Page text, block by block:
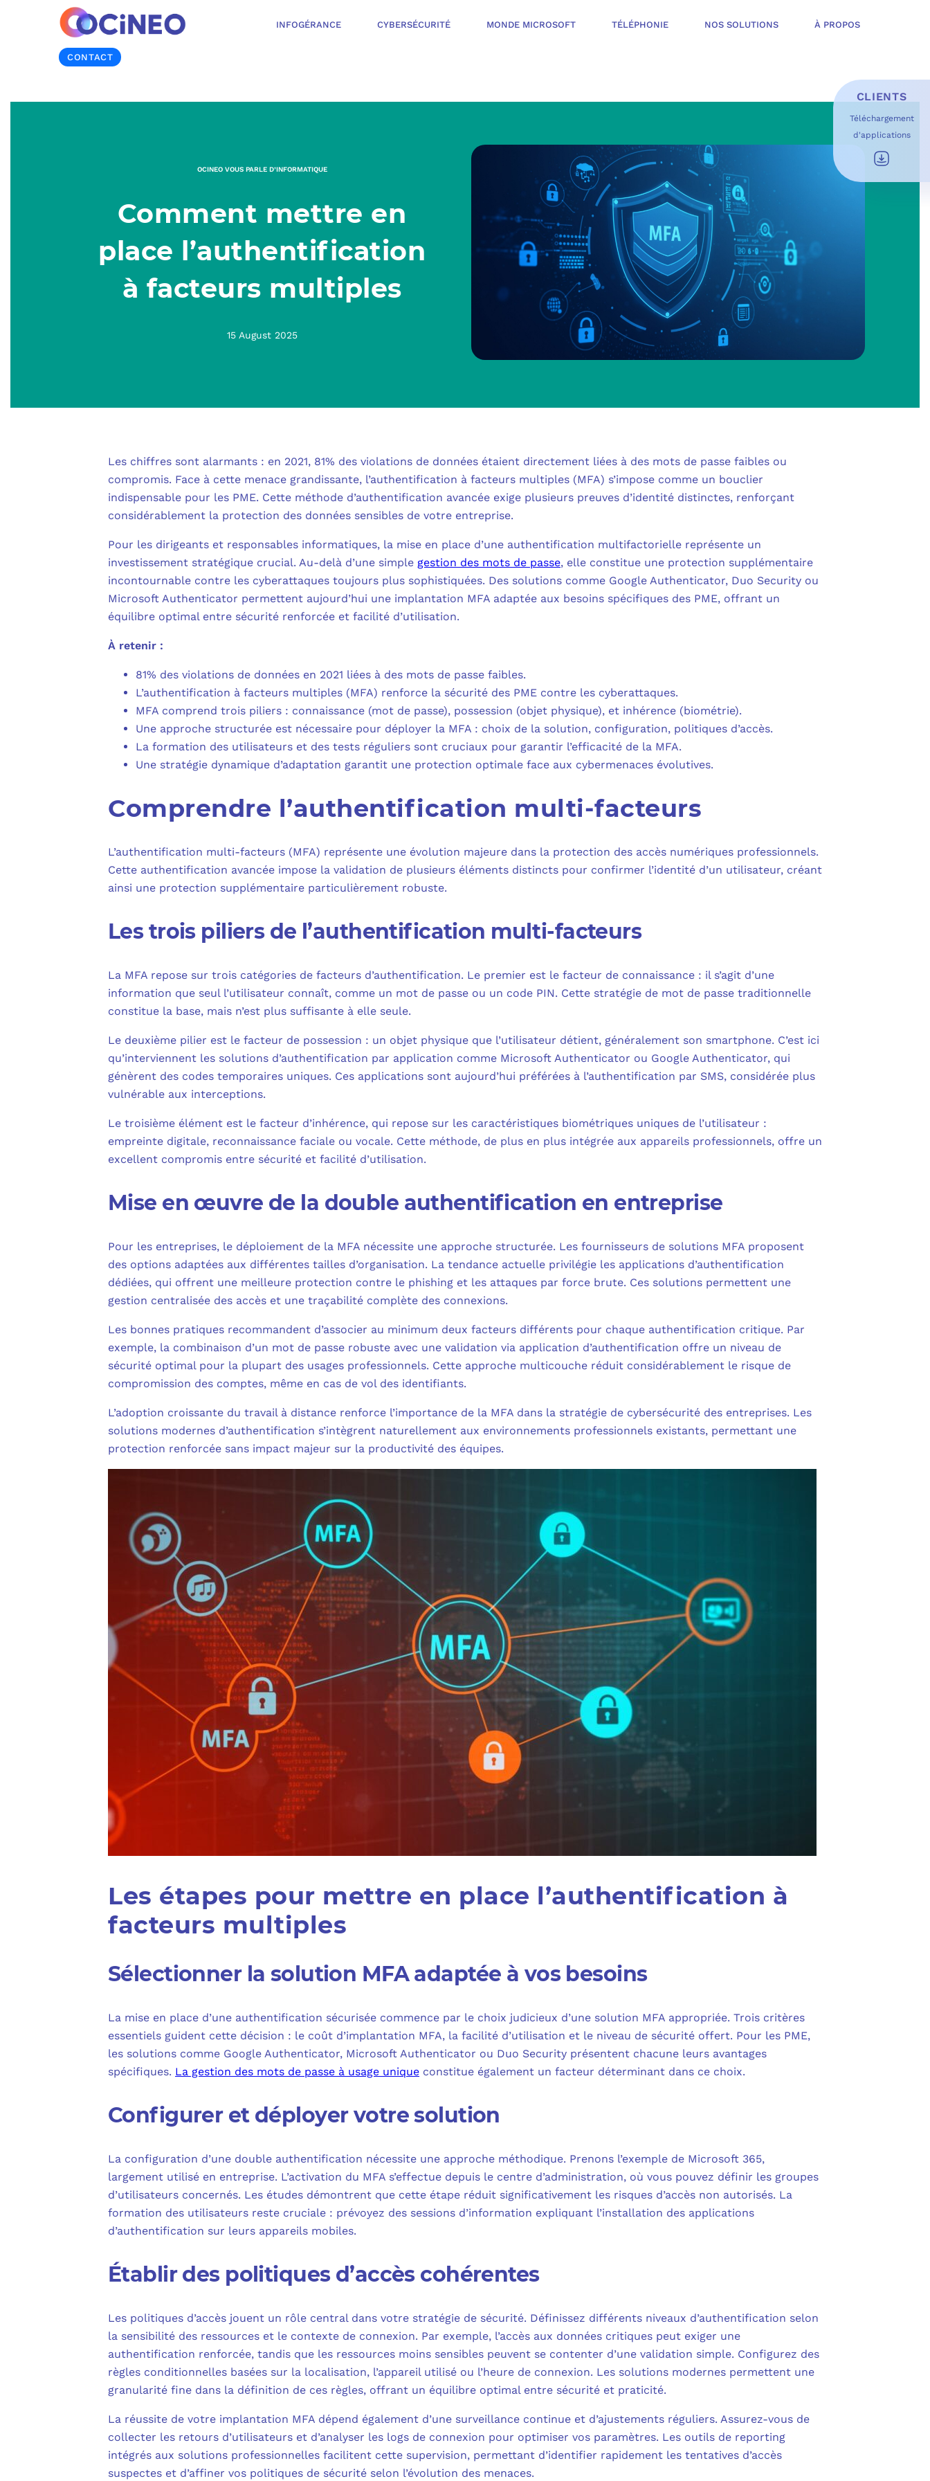
INFOGÉRANCE CYBERSÉCURITÉ MONDE MICROSOFT TÉLÉPHONIE NOS SOLUTIONS À PROPOS
CONTACT
CLIENTS
Téléchargement
d'applications
OCINEO VOUS PARLE D’INFORMATIQUE
Comment mettre en
place l’authentification
à facteurs multiples
15 August 2025
Les chiffres sont alarmants : en 2021, 81% des violations de données étaient directement liées à des mots de passe faibles ou
compromis. Face à cette menace grandissante, l’authentification à facteurs multiples (MFA) s’impose comme un bouclier
indispensable pour les PME. Cette méthode d’authentification avancée exige plusieurs preuves d’identité distinctes, renforçant
considérablement la protection des données sensibles de votre entreprise.
Pour les dirigeants et responsables informatiques, la mise en place d’une authentification multifactorielle représente un
investissement stratégique crucial. Au-delà d’une simple gestion des mots de passe, elle constitue une protection supplémentaire
incontournable contre les cyberattaques toujours plus sophistiquées. Des solutions comme Google Authenticator, Duo Security ou
Microsoft Authenticator permettent aujourd’hui une implantation MFA adaptée aux besoins spécifiques des PME, offrant un
équilibre optimal entre sécurité renforcée et facilité d’utilisation.
À retenir :
81% des violations de données en 2021 liées à des mots de passe faibles.
L’authentification à facteurs multiples (MFA) renforce la sécurité des PME contre les cyberattaques.
MFA comprend trois piliers : connaissance (mot de passe), possession (objet physique), et inhérence (biométrie).
Une approche structurée est nécessaire pour déployer la MFA : choix de la solution, configuration, politiques d’accès.
La formation des utilisateurs et des tests réguliers sont cruciaux pour garantir l’efficacité de la MFA.
Une stratégie dynamique d’adaptation garantit une protection optimale face aux cybermenaces évolutives.
Comprendre l’authentification multi-facteurs
L’authentification multi-facteurs (MFA) représente une évolution majeure dans la protection des accès numériques professionnels.
Cette authentification avancée impose la validation de plusieurs éléments distincts pour confirmer l’identité d’un utilisateur, créant
ainsi une protection supplémentaire particulièrement robuste.
Les trois piliers de l’authentification multi-facteurs
La MFA repose sur trois catégories de facteurs d’authentification. Le premier est le facteur de connaissance : il s’agit d’une
information que seul l’utilisateur connaît, comme un mot de passe ou un code PIN. Cette stratégie de mot de passe traditionnelle
constitue la base, mais n’est plus suffisante à elle seule.
Le deuxième pilier est le facteur de possession : un objet physique que l’utilisateur détient, généralement son smartphone. C’est ici
qu’interviennent les solutions d’authentification par application comme Microsoft Authenticator ou Google Authenticator, qui
génèrent des codes temporaires uniques. Ces applications sont aujourd’hui préférées à l’authentification par SMS, considérée plus
vulnérable aux interceptions.
Le troisième élément est le facteur d’inhérence, qui repose sur les caractéristiques biométriques uniques de l’utilisateur :
empreinte digitale, reconnaissance faciale ou vocale. Cette méthode, de plus en plus intégrée aux appareils professionnels, offre un
excellent compromis entre sécurité et facilité d’utilisation.
Mise en œuvre de la double authentification en entreprise
Pour les entreprises, le déploiement de la MFA nécessite une approche structurée. Les fournisseurs de solutions MFA proposent
des options adaptées aux différentes tailles d’organisation. La tendance actuelle privilégie les applications d’authentification
dédiées, qui offrent une meilleure protection contre le phishing et les attaques par force brute. Ces solutions permettent une
gestion centralisée des accès et une traçabilité complète des connexions.
Les bonnes pratiques recommandent d’associer au minimum deux facteurs différents pour chaque authentification critique. Par
exemple, la combinaison d’un mot de passe robuste avec une validation via application d’authentification offre un niveau de
sécurité optimal pour la plupart des usages professionnels. Cette approche multicouche réduit considérablement le risque de
compromission des comptes, même en cas de vol des identifiants.
L’adoption croissante du travail à distance renforce l’importance de la MFA dans la stratégie de cybersécurité des entreprises. Les
solutions modernes d’authentification s’intègrent naturellement aux environnements professionnels existants, permettant une
protection renforcée sans impact majeur sur la productivité des équipes.
Les étapes pour mettre en place l’authentification à
facteurs multiples
Sélectionner la solution MFA adaptée à vos besoins
La mise en place d’une authentification sécurisée commence par le choix judicieux d’une solution MFA appropriée. Trois critères
essentiels guident cette décision : le coût d’implantation MFA, la facilité d’utilisation et le niveau de sécurité offert. Pour les PME,
les solutions comme Google Authenticator, Microsoft Authenticator ou Duo Security présentent chacune leurs avantages
spécifiques. La gestion des mots de passe à usage unique constitue également un facteur déterminant dans ce choix.
Configurer et déployer votre solution
La configuration d’une double authentification nécessite une approche méthodique. Prenons l’exemple de Microsoft 365,
largement utilisé en entreprise. L’activation du MFA s’effectue depuis le centre d’administration, où vous pouvez définir les groupes
d’utilisateurs concernés. Les études démontrent que cette étape réduit significativement les risques d’accès non autorisés. La
formation des utilisateurs reste cruciale : prévoyez des sessions d’information expliquant l’installation des applications
d’authentification sur leurs appareils mobiles.
Établir des politiques d’accès cohérentes
Les politiques d’accès jouent un rôle central dans votre stratégie de sécurité. Définissez différents niveaux d’authentification selon
la sensibilité des ressources et le contexte de connexion. Par exemple, l’accès aux données critiques peut exiger une
authentification renforcée, tandis que les ressources moins sensibles peuvent se contenter d’une validation simple. Configurez des
règles conditionnelles basées sur la localisation, l’appareil utilisé ou l’heure de connexion. Les solutions modernes permettent une
granularité fine dans la définition de ces règles, offrant un équilibre optimal entre sécurité et praticité.
La réussite de votre implantation MFA dépend également d’une surveillance continue et d’ajustements réguliers. Assurez-vous de
collecter les retours d’utilisateurs et d’analyser les logs de connexion pour optimiser vos paramètres. Les outils de reporting
intégrés aux solutions professionnelles facilitent cette supervision, permettant d’identifier rapidement les tentatives d’accès
suspectes et d’affiner vos politiques de sécurité selon l’évolution des menaces.
INFOGÉRANCE
NOTRE OFFRE D’INFOGÉRANCE
VOTRE AUDIT OFFERT
NOTRE PROCESS DE TRAVAIL
CYBERSÉCURITÉ
PROTÉGER LES USAGES DU QUOTIDIEN
ORGANISER UNE SÉCURITÉ STRUCTURÉE
MESURER ET AMÉLIORER EN CONTINU
METTRE L’HUMAIN AU CŒUR DE LA DÉFENSE
FAQ CYBERSÉCURITÉ PME
MONDE MICROSOFT
L’ÉCOSYSTÈME MICROSOFT
MICROSOFT SHAREPOINT
MICROSOFT OUTLOOK
MICROSOFT POWER AUTOMATE
MICROSOFT DEFENDER FOR BUSINESS
AUTHENTIFICATION MULTI-FACTEURS (MFA)
MICROSOFT COPILOT
COPILOT STUDIO
FAQ : TOUT SAVOIR SUR MICROSOFT 365 ET SES LICENCES
TÉLÉPHONIE
L’INFORMATIQUE SANS ENGAGEMENT
COMMUNICATIONS UNIFIÉES
ADSL, SDSL, FIBRE POUR PROFESSIONNELS
LE CLOUD SUR MESURE
QUI SOMMES NOUS ?
NOS CLIENTS
BLOG